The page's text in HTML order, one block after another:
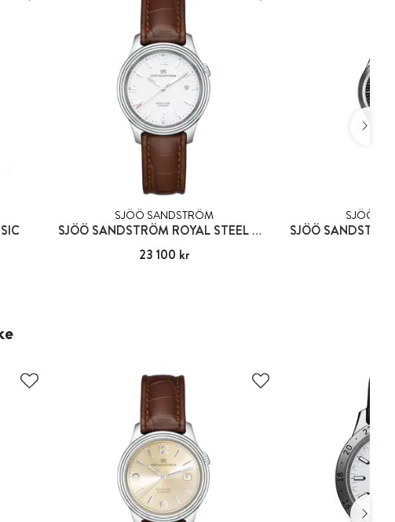
SJÖÖ SANDSTRÖM
SJÖÖ SANDSTRÖM ROYAL STEEL CLASSIC 41MM
Pris:23 100 kr
23 100 kr
SJÖÖ